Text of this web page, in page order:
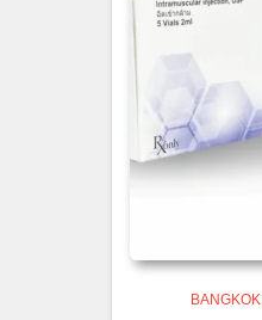
BANGKOK